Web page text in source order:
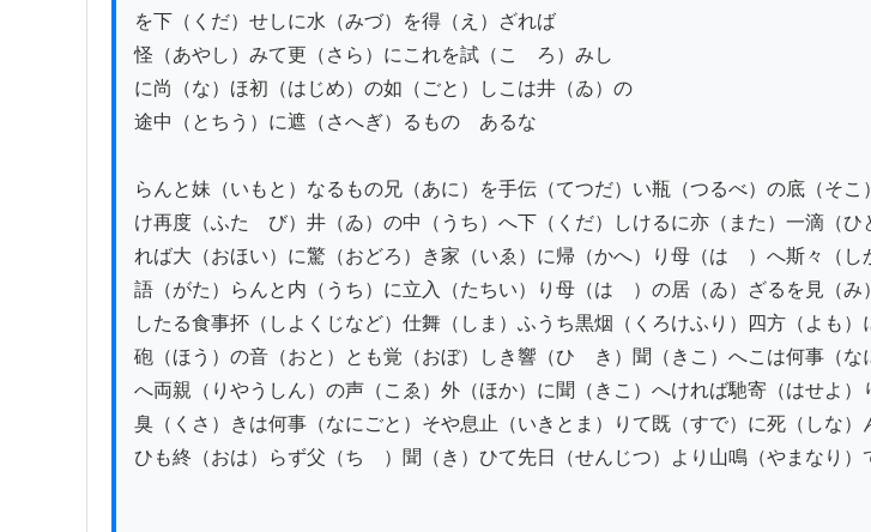
を下（くだ）せしに水（みづ）を得（え）ざれば
怪（あやし）みて更（さら）にこれを試（こゝろ）みし
に尚（な）ほ初（はじめ）の如（ごと）しこは井（ゐ）の
途中（とちう）に遮（さへぎ）るものゝあるな
らんと妹（いもと）なるもの兄（あに）を手伝（てつだ）い瓶（つるべ）の底（そ
け再度（ふたゝび）井（ゐ）の中（うち）へ下（くだ）しけるに亦（また）一滴（
れば大（おほい）に驚（おどろ）き家（いゑ）に帰（かへ）り母（はゝ）へ斯々（
語（がた）らんと内（うち）に立入（たちい）り母（はゝ）の居（ゐ）ざるを見（み
したる食事抔（しよくじなど）仕舞（しま）ふうち黒烟（くろけふり）四方（よも）
砲（ほう）の音（おと）とも覚（おぼ）しき響（ひゞき）聞（きこ）へこは何事（
へ両親（りやうしん）の声（こゑ）外（ほか）に聞（きこ）へければ馳寄（はせよ）
臭（くさ）きは何事（なにごと）そや息止（いきとま）りて既（すで）に死（しな）
ひも終（おは）らず父（ちゝ）聞（き）ひて先日（せんじつ）より山鳴（やまなり